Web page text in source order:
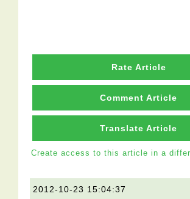
Rate Article
Comment Article
Translate Article
Create access to this article in a
2012-10-23 15:04:37